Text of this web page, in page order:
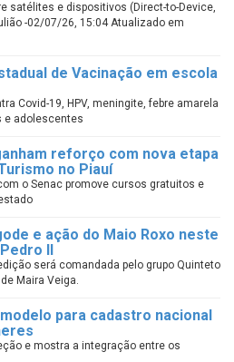
satélites e dispositivos (Direct-to-Device,
-02/07/26, 15:04 Atualizado em
de Vacinação em escola
Covid-19, HPV, meningite, febre amarela
e adolescentes
reforço com nova etapa
no Piauí
o Senac promove cursos gratuitos e
e ação do Maio Roxo neste
II
será comandada pelo grupo Quinteto
Maira Veiga.
para cadastro nacional
e mostra a integração entre os